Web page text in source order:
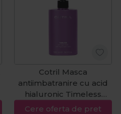
Cotril Masca
antiimbatranire cu acid
hialuronic Timeless
500ml
Cere oferta de pret